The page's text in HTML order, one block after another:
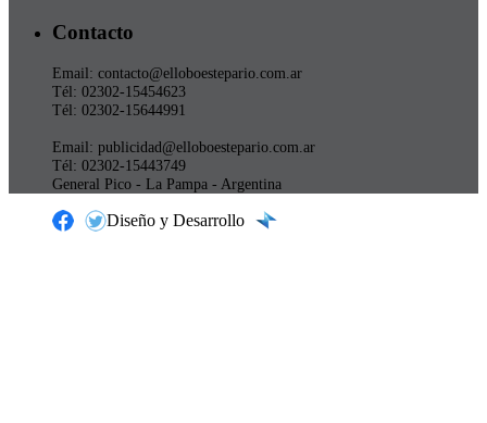
Contacto
Email: contacto@elloboestepario.com.ar
Tél: 02302-15454623
Tél: 02302-15644991
Email: publicidad@elloboestepario.com.ar
Tél: 02302-15443749
General Pico - La Pampa - Argentina
Diseño y Desarrollo